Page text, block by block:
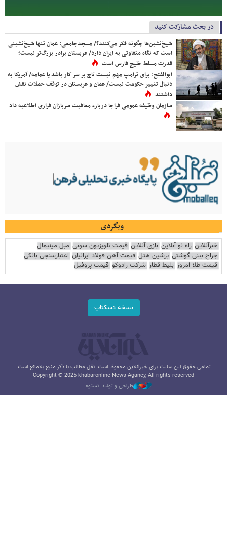
در بحث مشارکت کنید
شیخ‌نشین‌ها چگونه فکر می‌کنند؟/ مسجدجامعی: عمان تنها شیخ‌نشینی
است که نگاه متفاوتی به ایران دارد/ عربستان برادر بزرگ‌تر نیست؛
قدرت مسلط خلیج فارس است
ابوالفتح: برای ترامپ مهم نیست تاج بر سر کار باشد یا عمامه/ آمریکا به
دنبال تغییر حکومت نیست/ عمان و عربستان در توقف حملات نقش
داشتند
سازمان وظیفه عمومی فراجا درباره معافیت سربازان فراری اطلاعیه داد
وبگردی
خبرآنلاین راه نو آنلاین بازی آنلاین قیمت تلویزیون سونی مبل مینیمال
جراح بینی گوشتی پرشین هتل قیمت آهن فولاد ایرانیان اعتبارسنجی بانکی
قیمت طلا امروز بلیط قطار شرکت رادوکو قیمت پروفیل
نسخه دسکتاپ
تمامی حقوق این سایت برای خبرآنلاین محفوظ است. نقل مطالب با ذکر منبع بلامانع است.
Copyright © 2025 khabaronline News Agancy, All rights reserved
طراحی و تولید: نستوه